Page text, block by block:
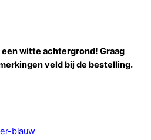
witte achtergrond! Graag
veld bij de bestelling.